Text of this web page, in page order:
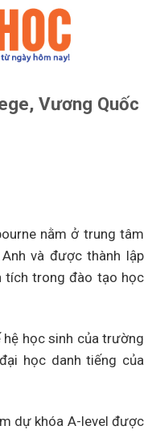
Vương Quốc
nằm ở trung tâm
và được thành lập
tích trong đào tạo học
học sinh của trường
học danh tiếng của
dự khóa A-level được